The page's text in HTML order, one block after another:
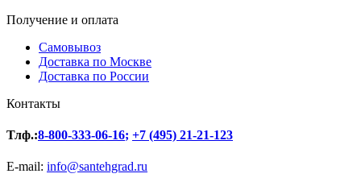
Получение и оплата
Самовывоз
Доставка по Москве
Доставка по России
Контакты
Тлф.:8-800-333-06-16; +7 (495) 21-21-123
E-mail: info@santehgrad.ru